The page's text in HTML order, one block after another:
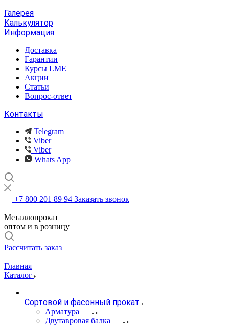
Галерея
Калькулятор
Информация
Доставка
Гарантии
Курсы LME
Акции
Статьи
Вопрос-ответ
Контакты
Telegram
Viber
Viber
Whats App
+7 800 201 89 94 Заказать звонок
Металлопрокат
оптом и в розницу
Рассчитать заказ
Главная
Каталог
Сортовой и фасонный прокат
Арматура
Двутавровая балка